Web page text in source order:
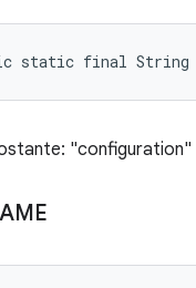
static final String
"configuration"